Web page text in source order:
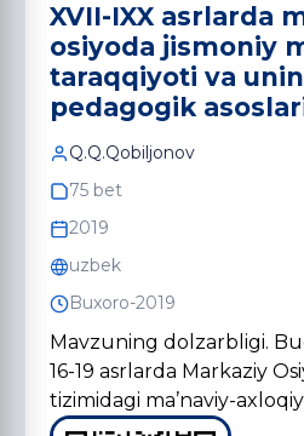
XVII-IXX asrlarda
osiyoda jismoniy
taraqqiyoti va
pedagogik
Q.Q.Qobiljonov
75 bet
2019
uzbek
Buxoro-2019
Mavzuning dolzarbligi.
16-19 asrlarda Markaziy
tizimidagi ma’naviy-